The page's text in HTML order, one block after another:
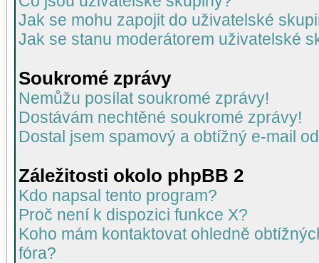
Jak se mohu zapojit do uživatelské
Jak se stanu moderátorem uživatelské
Soukromé zprávy
Nemůžu posílat soukromé zprávy!
Dostávám nechtěné soukromé zprávy!
Dostal jsem spamový a obtížný e-mail
Záležitosti okolo phpBB 2
Kdo napsal tento program?
Proč není k dispozici funkce X?
Koho mám kontaktovat ohledně
fóra?